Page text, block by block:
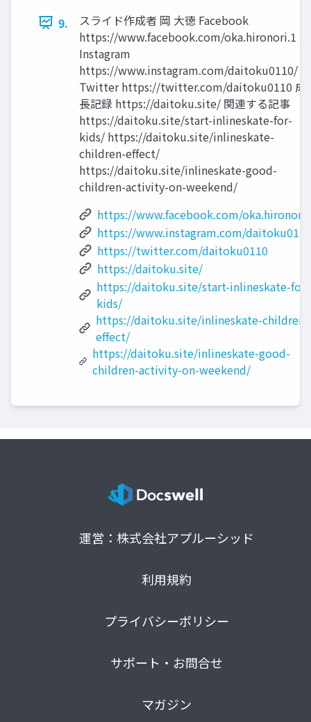
9.
スライド作成者 岡 大徳 Facebook
https://www.facebook.com/oka.hironori.1
Instagram
https://www.instagram.com/daitoku0110/
Twitter https://twitter.com/daitoku0110 成
長記録 https://daitoku.site/ 関連する記事
https://daitoku.site/start-inlineskate-for-
kids/ https://daitoku.site/inlineskate-
children-effect/
https://daitoku.site/inlineskate-good-
children-activity-on-weekend/
https://www.facebook.com/
https://www.instagram.com/
https://twitter.com/daitoku0110
https://daitoku.site/
https://daitoku.site/start-inlineskate-for-
kids/
https://daitoku.site/inlineskate-children-
effect/
https://daitoku.site/inlineskate-good-
children-activity-on-weekend/
運営：株式会社アプルーシッド
利用規約
プライバシーポリシー
サポート・お問合せ
マガジン